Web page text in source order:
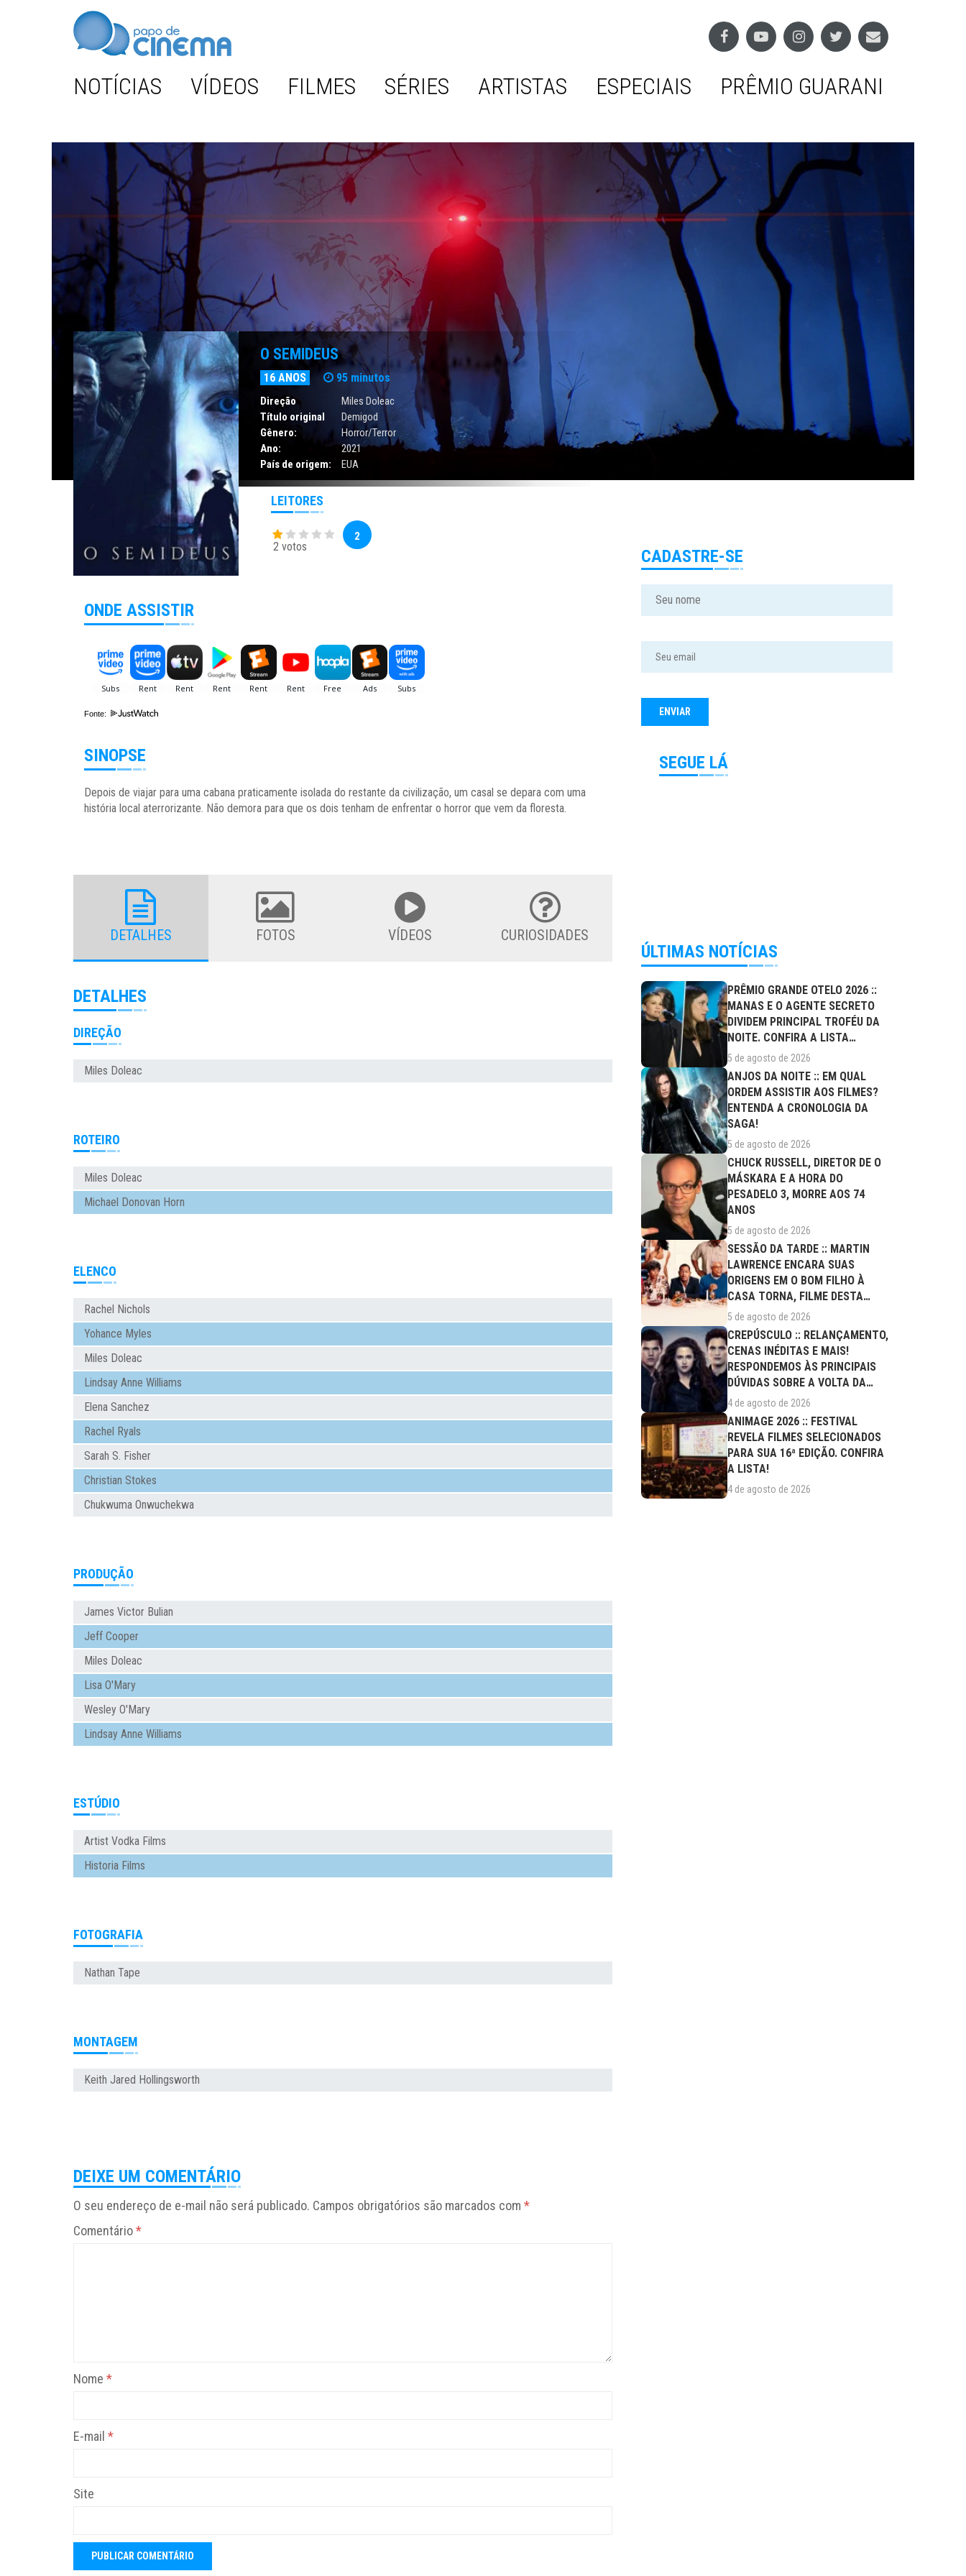
NOTÍCIAS VÍDEOS FILMES SÉRIES ARTISTAS ESPECIAIS PRÊMIO GUARANI
O SEMIDEUS
16 ANOS 95 minutos
Direção
Miles Doleac
Título original
Demigod
Gênero:
Horror/Terror
Ano:
2021
País de origem:
EUA
LEITORES
2 votos
2
ONDE ASSISTIR
Fonte:
SINOPSE
Depois de viajar para uma cabana praticamente isolada do restante da civilização, um casal se depara com uma
história local aterrorizante. Não demora para que os dois tenham de enfrentar o horror que vem da floresta.
DETALHES FOTOS VÍDEOS CURIOSIDADES
DETALHES
DIREÇÃO
Miles Doleac
ROTEIRO
Miles Doleac
Michael Donovan Horn
ELENCO
Rachel Nichols
Yohance Myles
Miles Doleac
Lindsay Anne Williams
Elena Sanchez
Rachel Ryals
Sarah S. Fisher
Christian Stokes
Chukwuma Onwuchekwa
PRODUÇÃO
James Victor Bulian
Jeff Cooper
Miles Doleac
Lisa O'Mary
Wesley O'Mary
Lindsay Anne Williams
ESTÚDIO
Artist Vodka Films
Historia Films
FOTOGRAFIA
Nathan Tape
MONTAGEM
Keith Jared Hollingsworth
DEIXE UM COMENTÁRIO
O seu endereço de e-mail não será publicado. Campos obrigatórios são marcados com *
Comentário*
Nome *
E-mail *
Site
CADASTRE-SE
SEGUE LÁ
ÚLTIMAS NOTÍCIAS
PRÊMIO GRANDE OTELO 2026 ::
MANAS E O AGENTE SECRETO
DIVIDEM PRINCIPAL TROFÉU DA
NOITE. CONFIRA A LISTA
COMPLETA DE...
5 de agosto de 2026
ANJOS DA NOITE :: EM QUAL
ORDEM ASSISTIR AOS FILMES?
ENTENDA A CRONOLOGIA DA
SAGA!
5 de agosto de 2026
CHUCK RUSSELL, DIRETOR DE O
MÁSKARA E A HORA DO
PESADELO 3, MORRE AOS 74
ANOS
5 de agosto de 2026
SESSÃO DA TARDE :: MARTIN
LAWRENCE ENCARA SUAS
ORIGENS EM O BOM FILHO À
CASA TORNA, FILME DESTA
QUARTA (05/08)
5 de agosto de 2026
CREPÚSCULO :: RELANÇAMENTO,
CENAS INÉDITAS E MAIS!
RESPONDEMOS ÀS PRINCIPAIS
DÚVIDAS SOBRE A VOLTA DA
SAGA AOS CINEMAS
4 de agosto de 2026
ANIMAGE 2026 :: FESTIVAL
REVELA FILMES SELECIONADOS
PARA SUA 16ª EDIÇÃO. CONFIRA
A LISTA!
4 de agosto de 2026